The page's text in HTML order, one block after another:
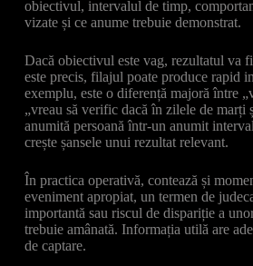
obiectivul, intervalul de timp,
vizate și ce anume trebuie demonstrat.
Dacă obiectivul este vag, rezultatul va
este precis, filajul poate produce rapid
exemplu, este o diferență majoră între
„vreau să verific dacă în zilele de marți
anumită persoană într-un anumit
crește șansele unui rezultat relevant.
În practica operativă, contează și
eveniment apropiat, un termen de
importantă sau riscul de dispariție a
trebuie amânată. Informația utilă are
de captare.